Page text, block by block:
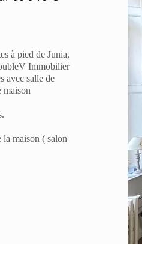
à pied de Junia,
Immobilier
avec salle de
maison
la maison ( salon